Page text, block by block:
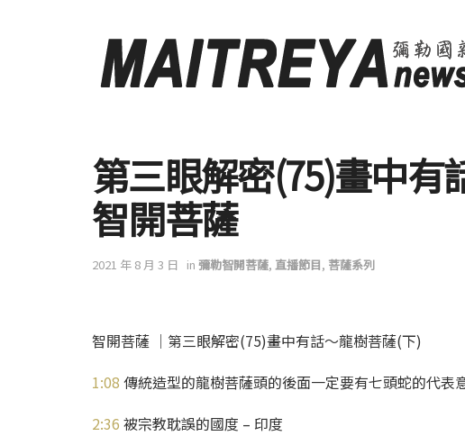
第三眼解密(75)畫中有
智開菩薩
2021 年 8 月 3 日 in 彌勒智開菩薩, 直播節目, 菩薩系列
智開菩薩 │第三眼解密(75)畫中有話～龍樹菩薩(下)
1:08 傳統造型的龍樹菩薩頭的後面一定要有七頭蛇的代表
2:36 被宗教耽誤的國度 – 印度